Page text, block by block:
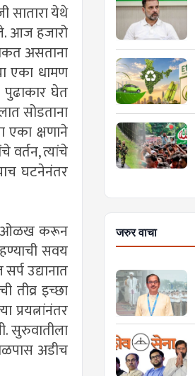
सातारा येथे
आज हजारो
असताना
एका धामण
पुढाकार घेत
सोडताना
एका क्षणाने
त्यांचे
घटनेनंतर
ओळख करून
सवय
उद्यानात
तीव्र इच्छा
प्रयत्नांनंतर
सुरुवातीला
अडीच
जरुर वाचा